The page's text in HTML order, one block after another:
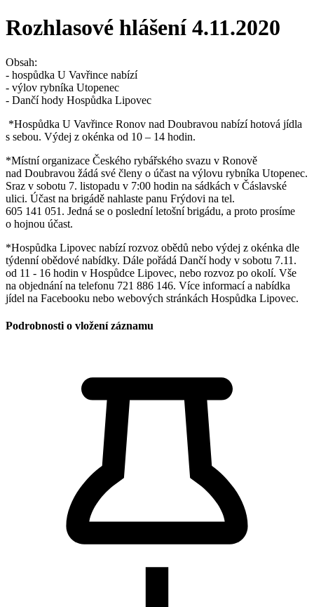
Rozhlasové hlášení 4.11.2020
Obsah:
- hospůdka U Vavřince nabízí
- výlov rybníka Utopenec
- Dančí hody Hospůdka Lipovec
*Hospůdka U Vavřince Ronov nad Doubravou nabízí hotová jídla
s sebou. Výdej z okénka od 10 – 14 hodin.
*Místní organizace Českého rybářského svazu v Ronově
nad Doubravou žádá své členy o účast na výlovu rybníka Utopenec.
Sraz v sobotu 7. listopadu v 7:00 hodin na sádkách v Čáslavské
ulici. Účast na brigádě nahlaste panu Frýdovi na tel.
605 141 051. Jedná se o poslední letošní brigádu, a proto prosíme
o hojnou účast.
*Hospůdka Lipovec nabízí rozvoz obědů nebo výdej z okénka dle
týdenní obědové nabídky. Dále pořádá Dančí hody v sobotu 7.11.
od 11 - 16 hodin v Hospůdce Lipovec, nebo rozvoz po okolí. Vše
na objednání na telefonu 721 886 146. Více informací a nabídka
jídel na Facebooku nebo webových stránkách Hospůdka Lipovec.
Podrobnosti o vložení záznamu